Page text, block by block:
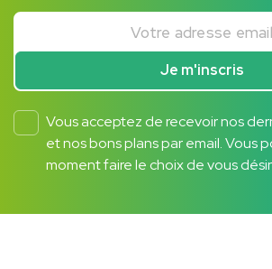
Votre adresse email
Je m'inscris
Vous acceptez de recevoir nos
et nos bons plans par email. Vous
moment faire le choix de vous